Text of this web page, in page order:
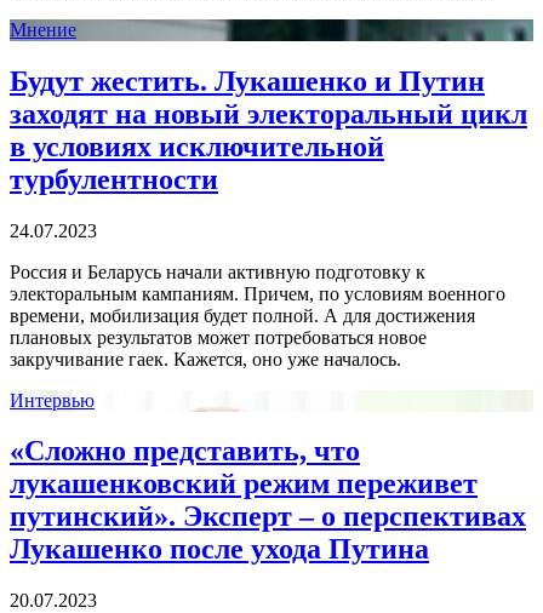
Мнение
Будут жестить. Лукашенко и Путин
заходят на новый электоральный цикл
в условиях исключительной
турбулентности
24.07.2023
Россия и Беларусь начали активную подготовку к
электоральным кампаниям. Причем, по условиям военного
времени, мобилизация будет полной. А для достижения
плановых результатов может потребоваться новое
закручивание гаек. Кажется, оно уже началось.
Интервью
«Сложно представить, что
лукашенковский режим переживет
путинский». Эксперт – о перспективах
Лукашенко после ухода Путина
20.07.2023